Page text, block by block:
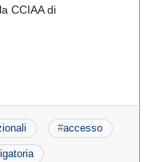
CCIAA di
#accesso